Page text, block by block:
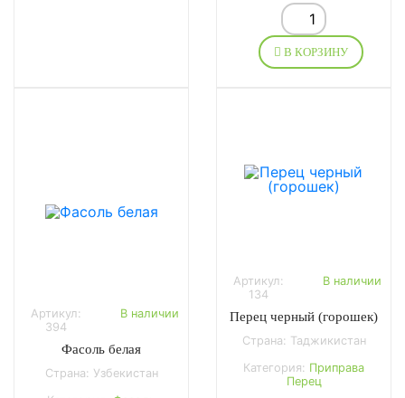
В КОРЗИНУ
Артикул:
394
В наличии
Фасоль белая
Страна: Узбекистан
Артикул:
134
В наличии
Перец черный (горошек)
Страна: Таджикистан
Категория: Приправа
Перец